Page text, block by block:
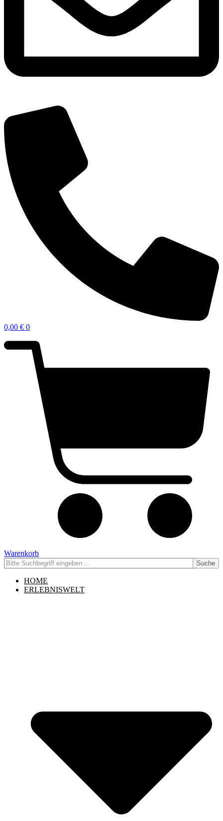
0,00 € 0
Warenkorb
Suche
HOME
ERLEBNISWELT